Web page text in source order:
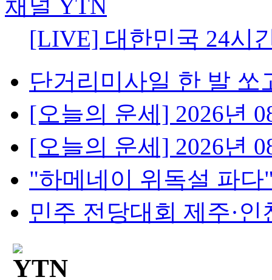
[LIVE] 대한민국 24시
단거리미사일 한 발 쏘
[오늘의 운세] 2026년
[오늘의 운세] 2026년
"하메네이 위독설 파다
민주 전당대회 제주·인